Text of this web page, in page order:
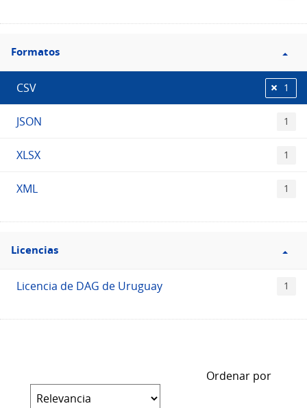
Filtro
Formatos
Formatos
CSV 1
JSON 1
XLSX 1
XML 1
Filtro
Licencias
Licencias
Licencia de DAG de Uruguay 1
Ordenar por